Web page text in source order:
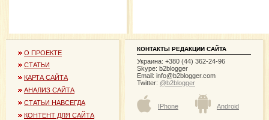
О ПРОЕКТЕ
СТАТЬИ
КАРТА САЙТА
АНАЛИЗ САЙТА
СТАТЬИ НАВСЕГДА
КОНТЕНТ ДЛЯ САЙТА
КОНТАКТЫ РЕДАКЦИИ САЙТА
Украина: +380 (44) 362-24-96
Skype: b2blogger
Email: info@b2blogger.com
Twitter: @b2blogger
IPhone Android